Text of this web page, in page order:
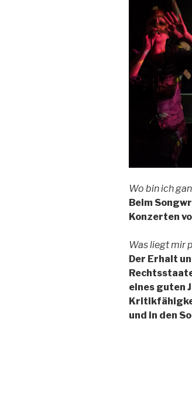
Wo bin ich
Beim
Konzerten
Was liegt mir
Der Erhalt
eines guten
und in den